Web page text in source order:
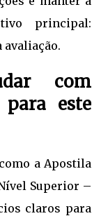
principal:
avaliação.
com
este
a Apostila
Superior –
claros para